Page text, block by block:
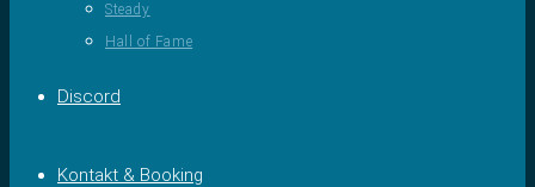
Steady
Hall of Fame
Discord
Kontakt & Booking